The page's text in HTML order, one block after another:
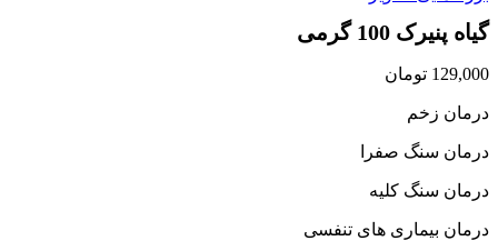
گیاه پنیرک 100 گرمی
129,000 تومان
درمان زخم
درمان سنگ صفرا
درمان سنگ کلیه
درمان بیماری های تنفسی